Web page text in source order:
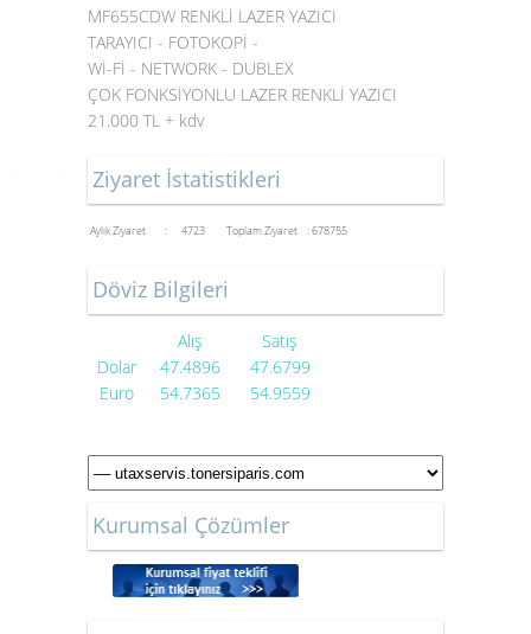
MF655CDW RENKLİ LAZER YAZICI
TARAYICI - FOTOKOPİ -
Wİ-Fİ - NETWORK - DUBLEX
ÇOK FONKSİYONLU LAZER RENKLİ YAZICI
21.000 TL + kdv
Ziyaret İstatistikleri
Aylık Ziyaret : 4723 Toplam Ziyaret : 678755
Döviz Bilgileri
Alış
Satış
Dolar
47.4896
47.6799
Euro
54.7365 54.9559
Kurumsal Çözümler